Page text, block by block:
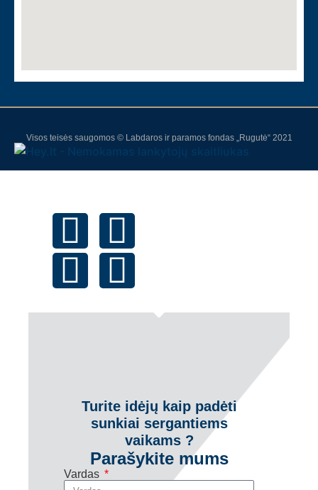
Visos teisės saugomos © Labdaros ir paramos fondas „Rugutė“ 2021
Turite idėjų kaip padėti
sunkiai sergantiems
vaikams ?
Parašykite mums
Vardas